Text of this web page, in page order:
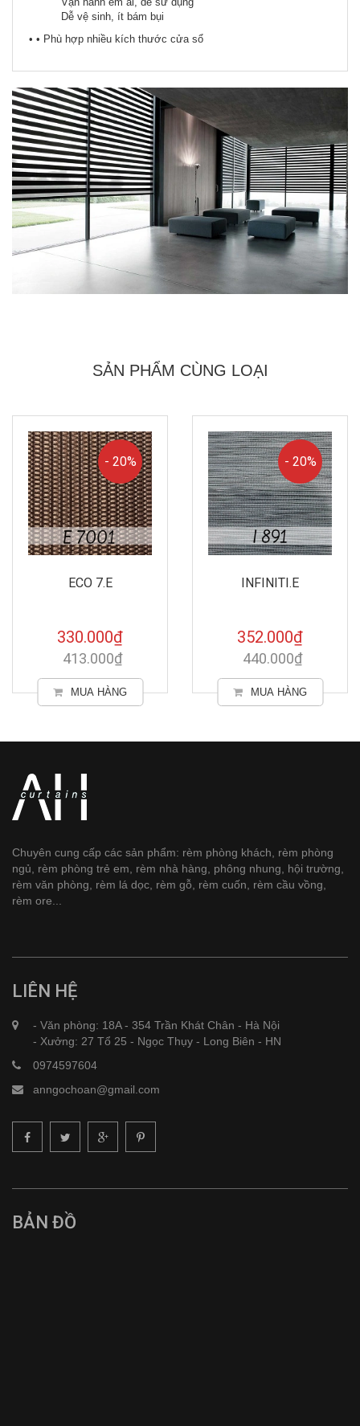
Dễ vệ sinh, ít bám bụi
• • Phù hợp nhiều kích thước cửa sổ
SẢN PHẨM CÙNG LOẠI
- 20%
INFINITI.E
352.000₫
440.000₫
MUA HÀNG
- 20%
WOODLOCK.E
360.000₫
451.000₫
MUA HÀNG
Chuyên cung cấp các sản phẩm: rèm phòng khách, rèm phòng
ngủ, rèm phòng trẻ em, rèm nhà hàng, phông nhung, hội trường,
rèm văn phòng, rèm lá dọc, rèm gỗ, rèm cuốn, rèm cầu vồng,
rèm ore...
LIÊN HỆ
- Văn phòng: 18A - 354 Trần Khát Chân - Hà Nội
- Xưởng: 27 Tổ 25 - Ngọc Thụy - Long Biên - HN
0974597604
anngochoan@gmail.com
BẢN ĐỒ